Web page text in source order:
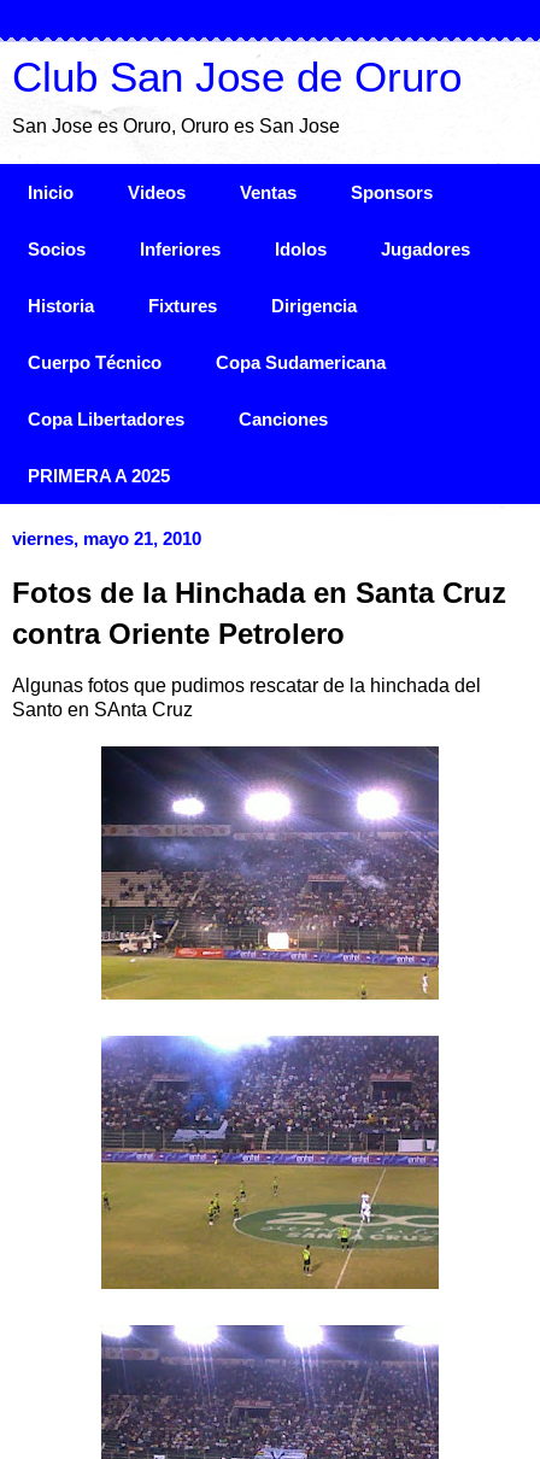
Club San Jose de Oruro
San Jose es Oruro, Oruro es San Jose
Inicio Videos Ventas Sponsors
Socios Inferiores Idolos Jugadores
Historia Fixtures Dirigencia
Cuerpo Técnico Copa Sudamericana
Copa Libertadores Canciones
PRIMERA A 2025
viernes, mayo 21, 2010
Fotos de la Hinchada en Santa Cruz
contra Oriente Petrolero
Algunas fotos que pudimos rescatar de la hinchada del
Santo en SAnta Cruz